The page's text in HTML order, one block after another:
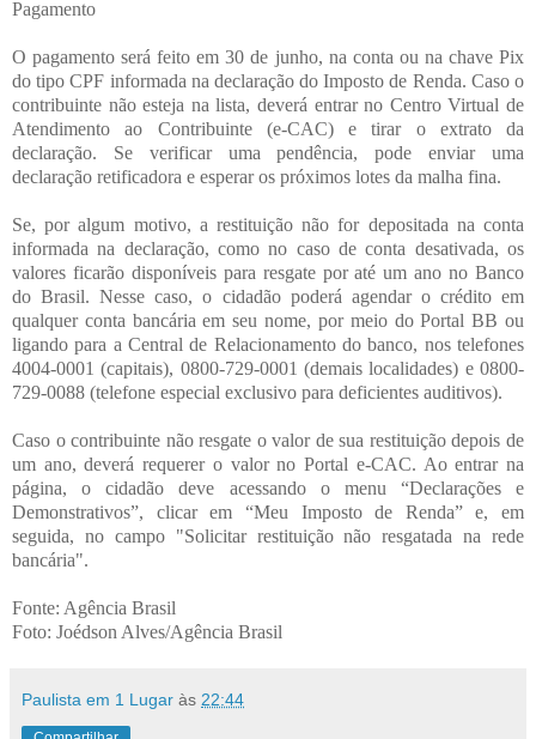
Pagamento
O pagamento será feito em 30 de junho, na conta ou na chave Pix
do tipo CPF informada na declaração do Imposto de Renda. Caso o
contribuinte não esteja na lista, deverá entrar no Centro Virtual de
Atendimento ao Contribuinte (e-CAC) e tirar o extrato da
declaração. Se verificar uma pendência, pode enviar uma
declaração retificadora e esperar os próximos lotes da malha fina.
Se, por algum motivo, a restituição não for depositada na conta
informada na declaração, como no caso de conta desativada, os
valores ficarão disponíveis para resgate por até um ano no Banco
do Brasil. Nesse caso, o cidadão poderá agendar o crédito em
qualquer conta bancária em seu nome, por meio do Portal BB ou
ligando para a Central de Relacionamento do banco, nos telefones
4004-0001 (capitais), 0800-729-0001 (demais localidades) e 0800-
729-0088 (telefone especial exclusivo para deficientes auditivos).
Caso o contribuinte não resgate o valor de sua restituição depois de
um ano, deverá requerer o valor no Portal e-CAC. Ao entrar na
página, o cidadão deve acessando o menu “Declarações e
Demonstrativos”, clicar em “Meu Imposto de Renda” e, em
seguida, no campo "Solicitar restituição não resgatada na rede
bancária".
Fonte: Agência Brasil
Foto: Joédson Alves/Agência Brasil
Paulista em 1 Lugar às 22:44